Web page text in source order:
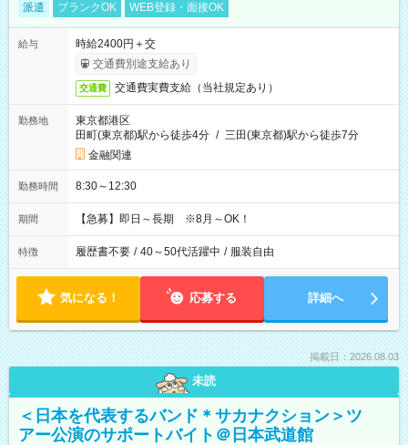
派遣 ブランクOK WEB登録・面接OK
給与
時給2400円＋交
交通費別途支給あり
交通費 交通費実費支給（当社規定あり）
勤務地
東京都港区
田町(東京都)駅から徒歩4分 / 三田(東京都)駅から徒歩7分
金融関連
勤務時間 8:30～12:30
期間 【急募】即日～長期 ※8月～OK！
特徴 履歴書不要 / 40～50代活躍中 / 服装自由
気になる！ 応募する 詳細へ
掲載日：2026.08.03
未読
＜日本を代表するバンド＊サカナクション＞ツ
アー公演のサポートバイト＠日本武道館